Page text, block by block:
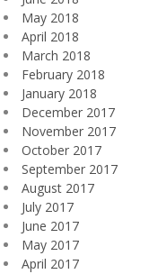
May 2018
April 2018
March 2018
February 2018
January 2018
December 2017
November 2017
October 2017
September 2017
August 2017
July 2017
June 2017
May 2017
April 2017